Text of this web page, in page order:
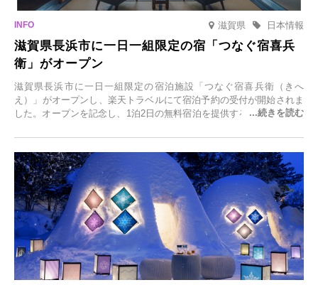
滋賀県 日本情報
滋賀県長浜市に一日一組限定の宿「つなぐ宿喜兵
衛」がオープン
滋賀県長浜市に一日一組限定の宿泊施設「つなぐ宿喜兵衛（きへ
え）」がオープンし、楽天トラベルにて宿泊予約の受付が開始されま
した。オープンを記念し、1泊2日の無料宿泊を提供するキャンペーン
一組限定の宿だからこそ叶う、大切な人との特別な時間を体験いただ
けます。